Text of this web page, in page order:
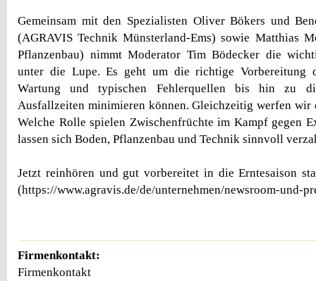
Gemeinsam mit den Spezialisten Oliver Bökers und
(AGRAVIS Technik Münsterland-Ems) sowie Matthias
Pflanzenbau) nimmt Moderator Tim Bödecker die
unter die Lupe. Es geht um die richtige Vorbereitung
Wartung und typischen Fehlerquellen bis hin zu
Ausfallzeiten minimieren können. Gleichzeitig werfen wir
Welche Rolle spielen Zwischenfrüchte im Kampf gegen
lassen sich Boden, Pflanzenbau und Technik sinnvoll
Jetzt reinhören und gut vorbereitet in die Erntesaison
(https://www.agravis.de/de/unternehmen/newsroom-und-
Firmenkontakt:
Firmenkontakt